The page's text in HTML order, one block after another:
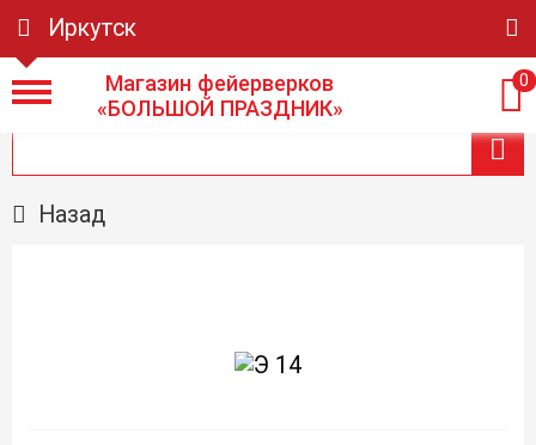
Иркутск
Магазин фейерверков
«БОЛЬШОЙ ПРАЗДНИК»
0
Назад